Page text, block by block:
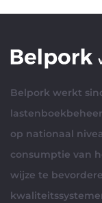
Belpork werkt
op nationaal
consumptie van
wijze te